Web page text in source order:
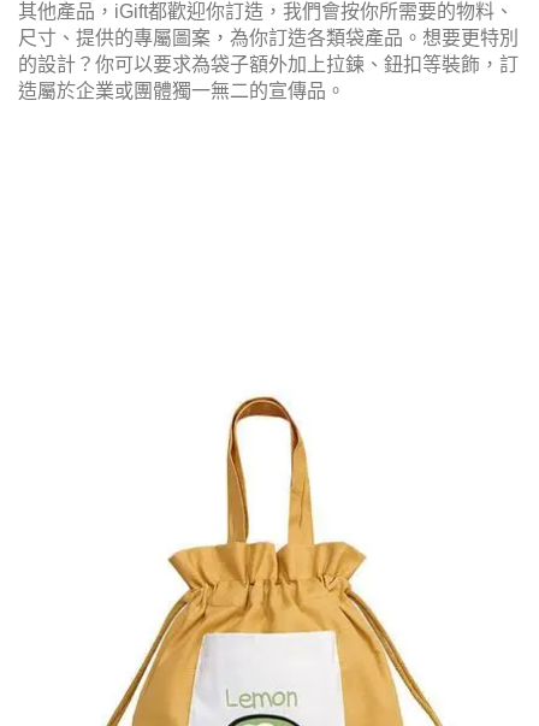
其他產品，iGift都歡迎你訂造，我們會按你所需要的物料、
尺寸、提供的專屬圖案，為你訂造各類袋產品。想要更特別
的設計？你可以要求為袋子額外加上拉鍊、鈕扣等裝飾，訂
造屬於企業或團體獨一無二的宣傳品。